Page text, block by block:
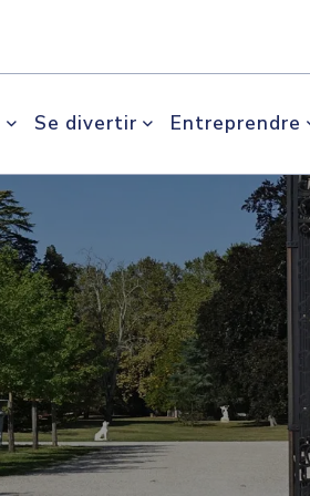
Se divertir Entreprendre